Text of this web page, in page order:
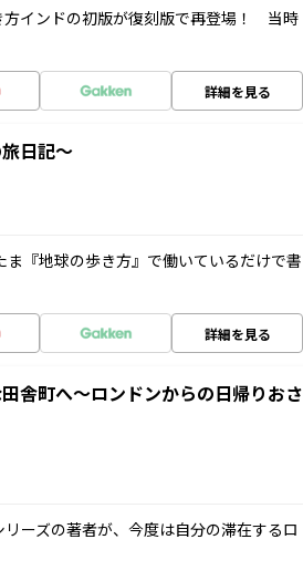
方インドの初版が復刻版で再登場！ 当時
詳細を見る
日記～
『地球の歩き方』で働いているだけで書
詳細を見る
舎町へ～ロンドンからの日帰りおさ
ーズの著者が、今度は自分の滞在するロ